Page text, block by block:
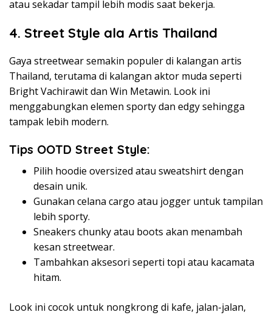
atau sekadar tampil lebih modis saat bekerja.
4. Street Style ala Artis Thailand
Gaya streetwear semakin populer di kalangan artis
Thailand, terutama di kalangan aktor muda seperti
Bright Vachirawit dan Win Metawin. Look ini
menggabungkan elemen sporty dan edgy sehingga
tampak lebih modern.
Tips OOTD Street Style:
Pilih hoodie oversized atau sweatshirt dengan
desain unik.
Gunakan celana cargo atau jogger untuk tampilan
lebih sporty.
Sneakers chunky atau boots akan menambah
kesan streetwear.
Tambahkan aksesori seperti topi atau kacamata
hitam.
Look ini cocok untuk nongkrong di kafe, jalan-jalan,